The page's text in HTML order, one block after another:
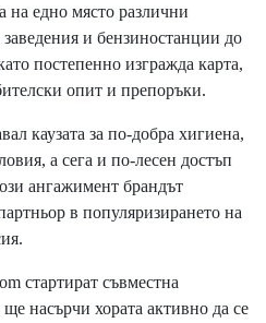
на едно място различни
и бензиностанции до
постепенно изгражда карта,
опит и препоръки.
каузата за по-добра хигиена,
а сега и по-лесен достъп
ангажимент брандът
в популяризирането на
стартират съвместна
насърчи хората активно да се